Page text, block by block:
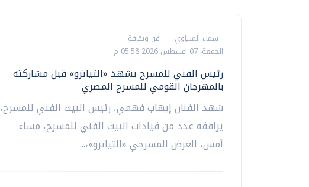
سماء المنياوي
فن وثقافة
الجمعة، 07 اغسطس 2026 05:58 م
رئيس الفني للمسرح يشهد «التياترو» قبل مشاركته
بالمهرجان القومي للمسرح المصري
شهد الفنان إيهاب فهمي، رئيس البيت الفني للمسرح،
يرافقه عدد من قيادات البيت الفني للمسرح، مساء
أمس، العرض المسرحي «التياترو»،...